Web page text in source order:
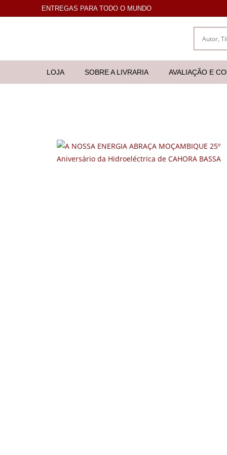
ENTREGAS PARA TODO O MUNDO
LOJA SOBRE A LIVRARIA AVALIAÇÃO E